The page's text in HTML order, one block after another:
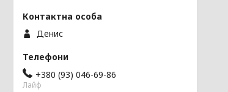
Денис
+380 (93) 046-69-86
Лайф